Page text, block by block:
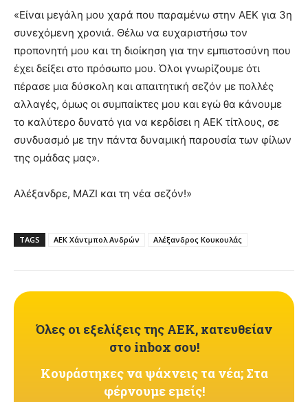
«Είναι μεγάλη μου χαρά που παραμένω στην ΑΕΚ για 3η
συνεχόμενη χρονιά. Θέλω να ευχαριστήσω τον
προπονητή μου και τη διοίκηση για την εμπιστοσύνη που
έχει δείξει στο πρόσωπο μου. Όλοι γνωρίζουμε ότι
πέρασε μια δύσκολη και απαιτητική σεζόν με πολλές
αλλαγές, όμως οι συμπαίκτες μου και εγώ θα κάνουμε
το καλύτερο δυνατό για να κερδίσει η ΑΕΚ τίτλους, σε
συνδυασμό με την πάντα δυναμική παρουσία των φίλων
της ομάδας μας».
Αλέξανδρε, ΜΑΖΙ και τη νέα σεζόν!»
TAGS ΑΕΚ Χάντμπολ Ανδρών Αλέξανδρος Κουκουλάς